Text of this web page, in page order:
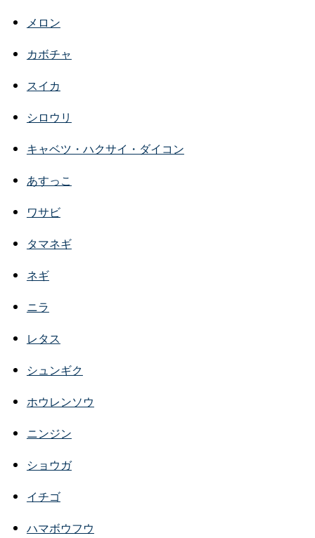
メロン
カボチャ
スイカ
シロウリ
キャベツ・ハクサイ・ダイコン
あすっこ
ワサビ
タマネギ
ネギ
ニラ
レタス
シュンギク
ホウレンソウ
ニンジン
ショウガ
イチゴ
ハマボウフウ